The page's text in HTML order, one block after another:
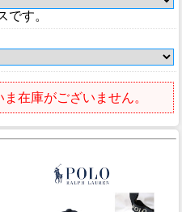
です。
在庫がございません。